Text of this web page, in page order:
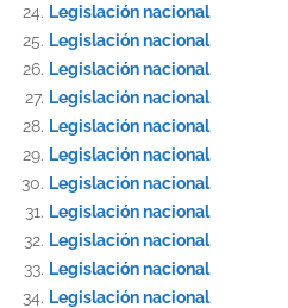
Legislación nacional
Legislación nacional
Legislación nacional
Legislación nacional
Legislación nacional
Legislación nacional
Legislación nacional
Legislación nacional
Legislación nacional
Legislación nacional
Legislación nacional